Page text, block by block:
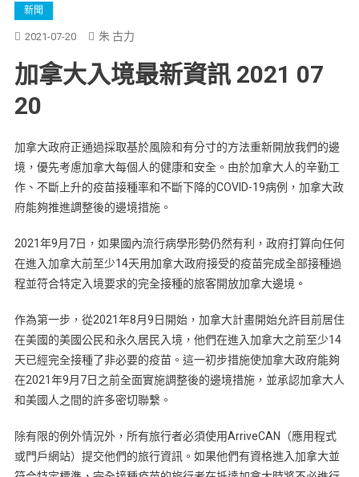
加
拿
大
入
境
最
新
資
訊
2021
07
20
新聞
2021-07-20 朱 古力
加拿大入境最新資訊 2021 07
20
加拿大政府正通過採取基於風險和有分寸的方法重新開放我們的邊
境，優先考慮加拿大每個人的健康和安全。由於加拿大人的辛勤工
作、不斷上升的疫苗接種率和不斷下降的COVID-19病例，加拿大政
府能夠推進調整後的邊境措施。
2021年9月7日，如果國內流行病學形勢仍然有利，政府打算向任何
在進入加拿大前至少14天用加拿大政府接受的疫苗完成全部接種過
程並符合特定入境要求的完全接種的旅客開放加拿大邊境。
作為第一步，從2021年8月9日開始，加拿大計畫開始允許目前居住
在美國的美國公民和永久居民入境，他們在進入加拿大之前至少14
天已經完全接種了非必要的疫苗。這一初步措施使加拿大政府能夠
在2021年9月7日之前全面實施調整後的邊境措施，並承認加拿大人
和美國人之間的許多密切聯繫。
除有限的例外情況外，所有旅行者必須使用ArriveCAN（應用程式
或門戶網站）提交他們的旅行資訊。如果他們有資格進入加拿大並